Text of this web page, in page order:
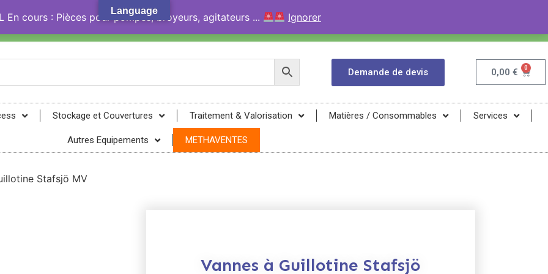
!
+33 (0)9 84 04 07 52
Demande de devis 0,00€ 0
Stockage et Couvertures Traitement & Valorisation Matières / Consommables Services
Autres Equipements METHAVENTES
Stafsjö MV
Vannes à Guillotine Stafsjö
Language
En cours : Pièces pour pompes, broyeurs, agitateurs ... Ignorer